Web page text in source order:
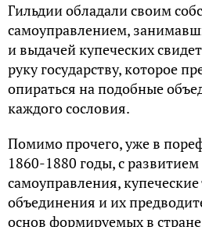
Гильдии обладали своим
самоуправлением,
и выдачей купеческих
руку государству, которое
опираться на подобные
каждого сословия.
Помимо прочего, уже в
1860-1880 годы, с
самоуправления,
объединения и их
основ формируемых в